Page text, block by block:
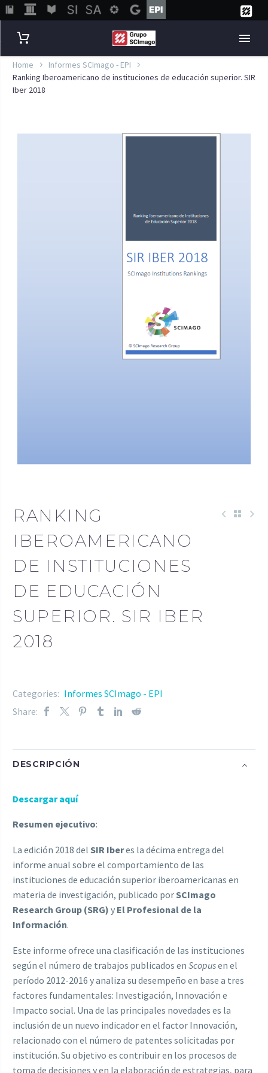
Home
Informes SCImago - EPI
Ranking Iberoamericano de instituciones de educación superior. SIR
Iber 2018
RANKING
IBEROAMERICANO
DE INSTITUCIONES
DE EDUCACIÓN
SUPERIOR. SIR IBER
2018
Categories: Informes SCImago - EPI
Share:
DESCRIPCIÓN
Descargar aquí
Resumen ejecutivo:
La edición 2018 del SIR Iberes la décima entrega del
informe anual sobre el comportamiento de las
instituciones de educación superior iberoamericanas en
materia de investigación, publicado porSCImago
Research Group (SRG) y El Profesional de la
Información.
Este informe ofrece una clasificación de las instituciones
según el número de trabajos publicados en Scopusen el
período 2012-2016 y analiza su desempeño en base a tres
factores fundamentales: Investigación, Innovación e
Impacto social. Una de las principales novedades es la
inclusión de un nuevo indicador en el factor Innovación,
relacionado con el número de patentes solicitadas por
institución. Su objetivo es contribuir en los procesos de
toma de decisiones y en la elaboración de estrategias, para